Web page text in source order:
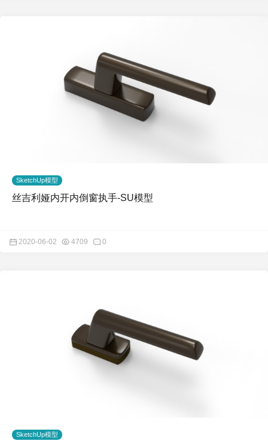
SketchUp模型
丝吉利娅内开内倒窗执手-SU模型
2020-06-02 4709 0
SketchUp模型